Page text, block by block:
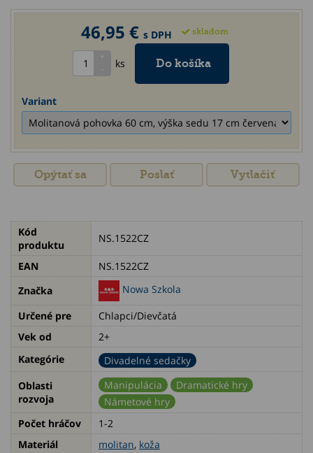
46,95 € s DPH skladom
ks
Variant
Opýtať sa Poslať Vytlačiť
Kód
produktu
NS.1522CZ
EAN
NS.1522CZ
Značka
Nowa Szkola
Určené pre
Chlapci/Dievčatá
Vek od
2+
Kategórie
Divadelné sedačky
Oblasti
rozvoja
Manipulácia
Dramatické hry
Námetové hry
Počet hráčov
1-2
Materiál
molitan, koža